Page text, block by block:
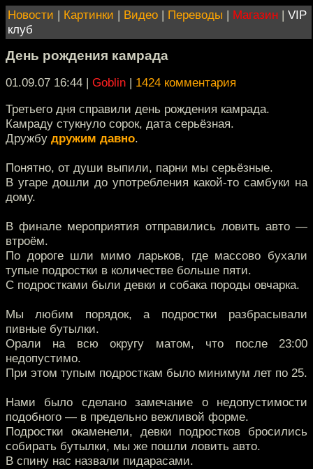
Новости | Картинки | Видео | Переводы | Магазин | VIP
клуб
День рождения камрада
01.09.07 16:44 | Goblin | 1424 комментария
Третьего дня справили день рождения камрада.
Камраду стукнуло сорок, дата серьёзная.
Дружбу дружим давно.
Понятно, от души выпили, парни мы серьёзные.
В угаре дошли до употребления какой-то самбуки на
дому.
В финале мероприятия отправились ловить авто —
втроём.
По дороге шли мимо ларьков, где массово бухали
тупые подростки в количестве больше пяти.
С подростками были девки и собака породы овчарка.
Мы любим порядок, а подростки разбрасывали
пивные бутылки.
Орали на всю округу матом, что после 23:00
недопустимо.
При этом тупым подросткам было минимум лет по 25.
Нами было сделано замечание о недопустимости
подобного — в предельно вежливой форме.
Подростки окаменели, девки подростков бросились
собирать бутылки, мы же пошли ловить авто.
В спину нас назвали пидарасами.